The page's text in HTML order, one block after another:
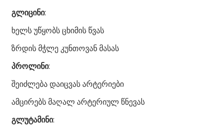
გლიცინი:
ხელს უწყობს ცხიმის წვას
ზრდის მჭლე კუნთოვან მასას
პროლინი:
შეიძლება დაიცვას არტერიები
ამცირებს მაღალ არტერიულ წნევას
გლუტამინი: